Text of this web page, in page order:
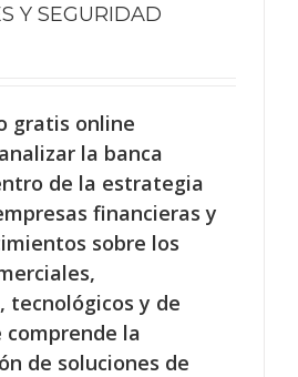
Y SEGURIDAD
gratis online
la banca
de la estrategia
financieras y
sobre los
tecnológicos y de
comprende la
de soluciones de